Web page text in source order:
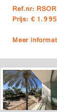
Ref.nr:
Prijs: €
Meer